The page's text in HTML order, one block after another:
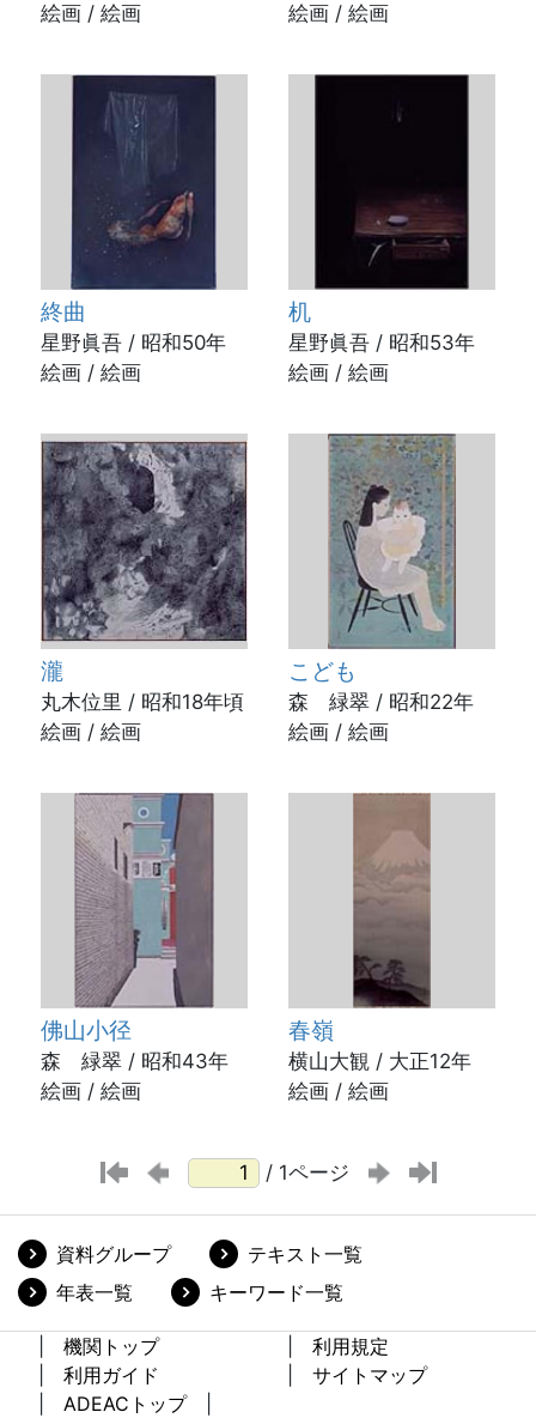
絵画 / 絵画
絵画 / 絵画
終曲
星野眞吾 / 昭和50年
絵画 / 絵画
机
星野眞吾 / 昭和53年
絵画 / 絵画
瀧
丸木位里 / 昭和18年頃
絵画 / 絵画
こども
森 緑翠 / 昭和22年
絵画 / 絵画
佛山小径
森 緑翠 / 昭和43年
絵画 / 絵画
春嶺
横山大観 / 大正12年
絵画 / 絵画
/ 1ページ
資料グループ
テキスト一覧
年表一覧
キーワード一覧
機関トップ
利用規定
利用ガイド
サイトマップ
ADEACトップ